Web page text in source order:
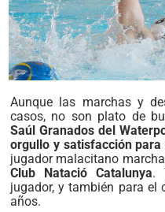
Aunque las marchas y
casos, no son plato de
Saúl Granados del
orgullo y satisfacción
jugador malacitano
Club Natació Catalunya.
jugador, y también para el
años.